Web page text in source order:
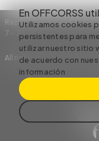
En OFFCORSS
Utilizamos cookies
persistentes para
utilizar nuestro sitio
de acuerdo con
información
Razón Social: C.I
7 – 35
All rights reserved